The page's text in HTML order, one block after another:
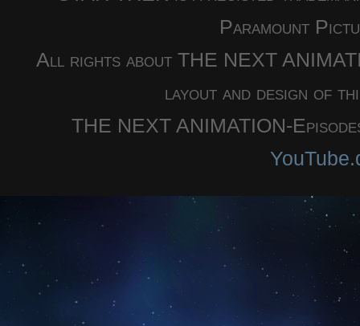
Paramount
All rights about THE NEXT
layout and design of
THE NEXT ANIMATION-